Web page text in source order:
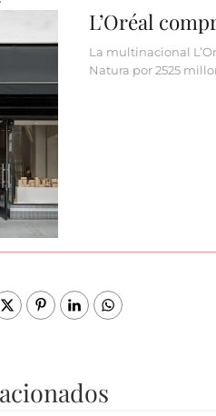
L’Oréal
La multinacional
Natura por 2525